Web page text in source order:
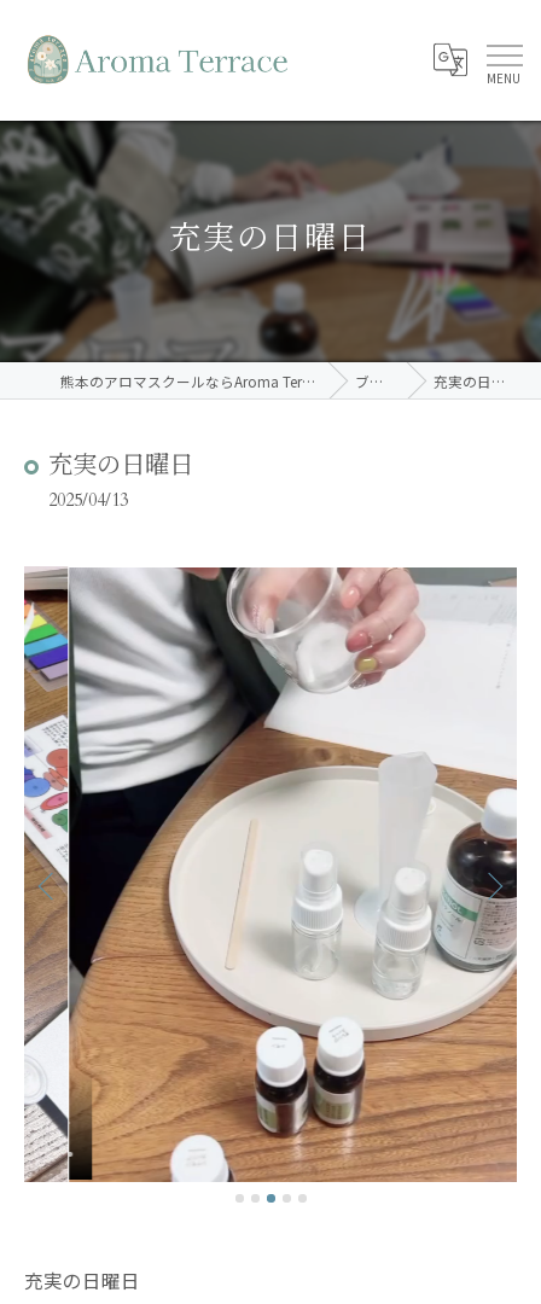
充実の日曜日
熊本のアロマスクールならAroma Terrace ブログ 充実の日曜日
充実の日曜日
2025/04/13
充実の日曜日